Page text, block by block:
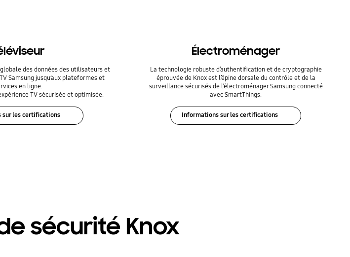
des données des utilisateurs et
Samsung jusqu’aux plateformes et
en ligne.
TV sécurisée et optimisée.
sur les certifications
Électroménager
La technologie robuste d’authentification et de cryptographie
éprouvée de Knox est l’épine dorsale du contrôle et de la
surveillance sécurisés de l’électroménager Samsung connecté
avec SmartThings.
Informations sur les certifications
sécurité Knox